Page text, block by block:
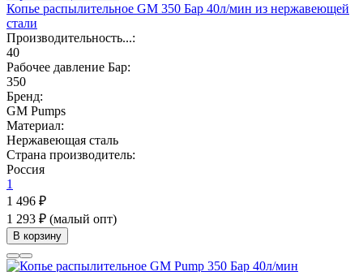
Копье распылительное GM 350 Бар 40л/мин из нержавеющей
стали
Производительность...:
40
Рабочее давление Бар:
350
Бренд:
GM Pumps
Материал:
Нержавеющая сталь
Страна производитель:
Россия
1
1 496 ₽
1 293 ₽ (малый опт)
В корзину